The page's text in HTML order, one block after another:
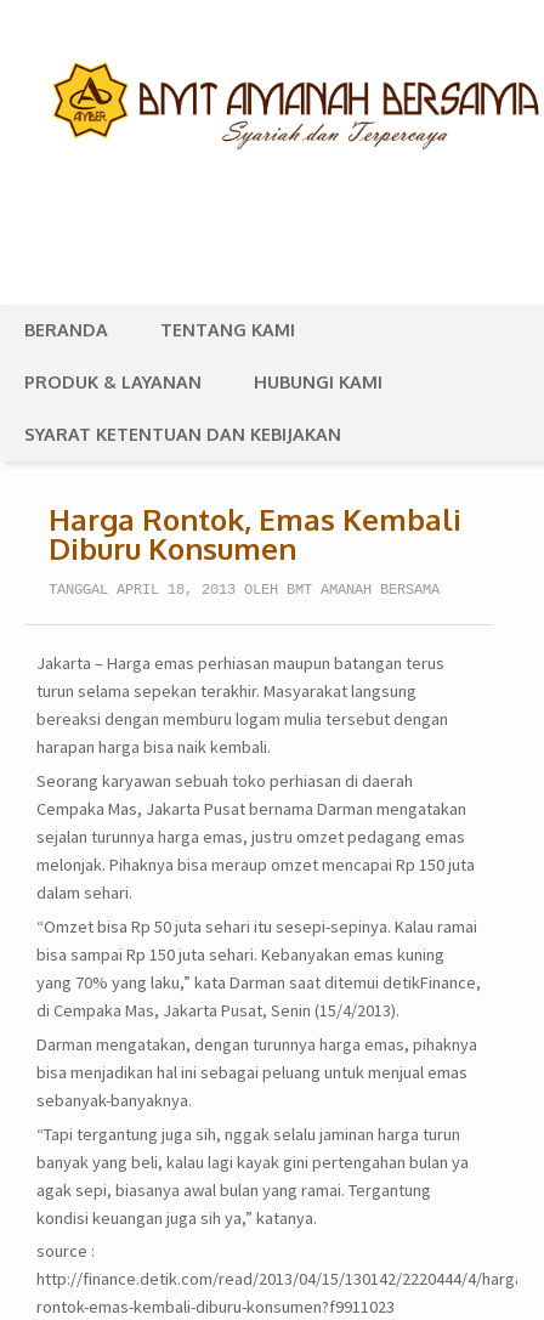
BERANDA TENTANG KAMI
PRODUK & LAYANAN HUBUNGI KAMI
SYARAT KETENTUAN DAN KEBIJAKAN
Harga Rontok, Emas Kembali
Diburu Konsumen
TANGGAL APRIL 18, 2013 OLEH BMT AMANAH BERSAMA
Jakarta – Harga emas perhiasan maupun batangan terus
turun selama sepekan terakhir. Masyarakat langsung
bereaksi dengan memburu logam mulia tersebut dengan
harapan harga bisa naik kembali.
Seorang karyawan sebuah toko perhiasan di daerah
Cempaka Mas, Jakarta Pusat bernama Darman mengatakan
sejalan turunnya harga emas, justru omzet pedagang emas
melonjak. Pihaknya bisa meraup omzet mencapai Rp 150 juta
dalam sehari.
“Omzet bisa Rp 50 juta sehari itu sesepi-sepinya. Kalau ramai
bisa sampai Rp 150 juta sehari. Kebanyakan emas kuning
yang 70% yang laku,” kata Darman saat ditemui detikFinance,
di Cempaka Mas, Jakarta Pusat, Senin (15/4/2013).
Darman mengatakan, dengan turunnya harga emas, pihaknya
bisa menjadikan hal ini sebagai peluang untuk menjual emas
sebanyak-banyaknya.
“Tapi tergantung juga sih, nggak selalu jaminan harga turun
banyak yang beli, kalau lagi kayak gini pertengahan bulan ya
agak sepi, biasanya awal bulan yang ramai. Tergantung
kondisi keuangan juga sih ya,” katanya.
source :
http://finance.detik.com/read/2013/04/15/130142/2220444/4/harga-
rontok-emas-kembali-diburu-konsumen?f9911023